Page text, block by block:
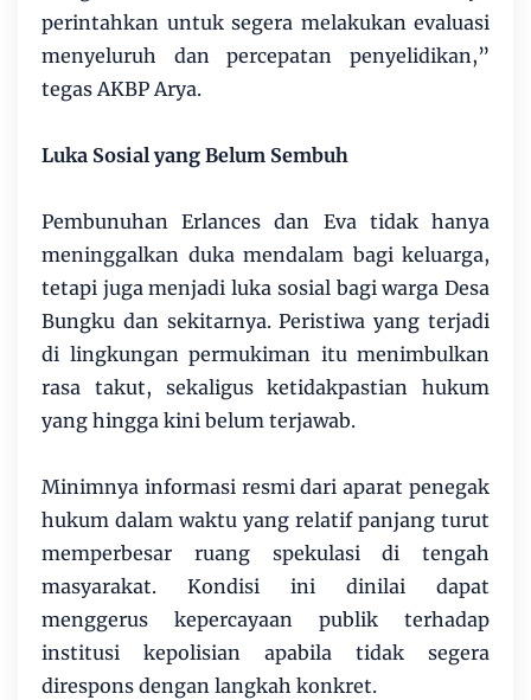
perintahkan untuk segera melakukan evaluasi
menyeluruh dan percepatan penyelidikan,”
tegas AKBP Arya.
Luka Sosial yang Belum Sembuh
Pembunuhan Erlances dan Eva tidak hanya
meninggalkan duka mendalam bagi keluarga,
tetapi juga menjadi luka sosial bagi warga Desa
Bungku dan sekitarnya. Peristiwa yang terjadi
di lingkungan permukiman itu menimbulkan
rasa takut, sekaligus ketidakpastian hukum
yang hingga kini belum terjawab.
Minimnya informasi resmi dari aparat penegak
hukum dalam waktu yang relatif panjang turut
memperbesar ruang spekulasi di tengah
masyarakat. Kondisi ini dinilai dapat
menggerus kepercayaan publik terhadap
institusi kepolisian apabila tidak segera
direspons dengan langkah konkret.